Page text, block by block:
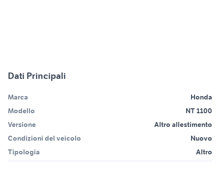
Dati Principali
Marca
Honda
Modello
NT 1100
Versione
Altro allestimento
Condizioni del veicolo
Nuovo
Tipologia
Altro